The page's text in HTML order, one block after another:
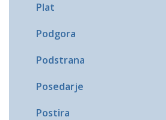
Plat
Podgora
Podstrana
Posedarje
Postira